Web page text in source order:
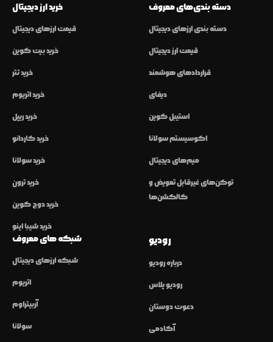
خرید ارز دیجیتال
قیمت ارزهای دیجیتال
خرید بیت کوین
خرید تتر
خرید اتریوم
خرید ریپل
خرید کاردانو
خرید سولانا
خرید ترون
خرید دوج کوین
خرید شیبا اینو
دسته بندی‌های معروف
دسته بندی ارزهای دیجیتال
قیمت ارز دیجیتال
قراردادهای هوشمند
دیفای
استیبل کوین
اکوسیستم سولانا
میم‌های دیجیتال
توکن‌های غیرقابل تعویض و
کالکشن‌ها
شبکه های معروف
شبکه ارزهای دیجیتال
اتریوم
آربیتراوم
سولانا
رودیو
درباره رودیو
رودیو پلاس
دعوت دوستان
آکادمی